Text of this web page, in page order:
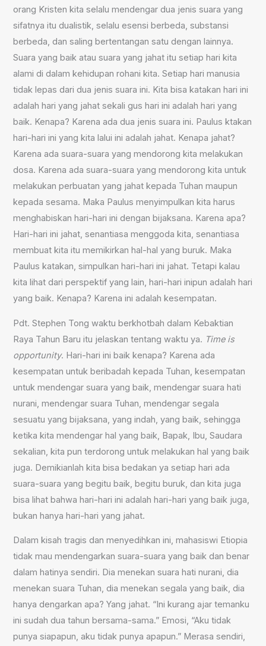
orang Kristen kita selalu mendengar dua jenis suara yang
sifatnya itu dualistik, selalu esensi berbeda, substansi
berbeda, dan saling bertentangan satu dengan lainnya.
Suara yang baik atau suara yang jahat itu setiap hari kita
alami di dalam kehidupan rohani kita. Setiap hari manusia
tidak lepas dari dua jenis suara ini. Kita bisa katakan hari ini
adalah hari yang jahat sekali gus hari ini adalah hari yang
baik. Kenapa? Karena ada dua jenis suara ini. Paulus ktakan
hari-hari ini yang kita lalui ini adalah jahat. Kenapa jahat?
Karena ada suara-suara yang mendorong kita melakukan
dosa. Karena ada suara-suara yang mendorong kita untuk
melakukan perbuatan yang jahat kepada Tuhan maupun
kepada sesama. Maka Paulus menyimpulkan kita harus
menghabiskan hari-hari ini dengan bijaksana. Karena apa?
Hari-hari ini jahat, senantiasa menggoda kita, senantiasa
membuat kita itu memikirkan hal-hal yang buruk. Maka
Paulus katakan, simpulkan hari-hari ini jahat. Tetapi kalau
kita lihat dari perspektif yang lain, hari-hari inipun adalah hari
yang baik. Kenapa? Karena ini adalah kesempatan.
Pdt. Stephen Tong waktu berkhotbah dalam Kebaktian
Raya Tahun Baru itu jelaskan tentang waktu ya. Time is
opportunity. Hari-hari ini baik kenapa? Karena ada
kesempatan untuk beribadah kepada Tuhan, kesempatan
untuk mendengar suara yang baik, mendengar suara hati
nurani, mendengar suara Tuhan, mendengar segala
sesuatu yang bijaksana, yang indah, yang baik, sehingga
ketika kita mendengar hal yang baik, Bapak, Ibu, Saudara
sekalian, kita pun terdorong untuk melakukan hal yang baik
juga. Demikianlah kita bisa bedakan ya setiap hari ada
suara-suara yang begitu baik, begitu buruk, dan kita juga
bisa lihat bahwa hari-hari ini adalah hari-hari yang baik juga,
bukan hanya hari-hari yang jahat.
Dalam kisah tragis dan menyedihkan ini, mahasiswi Etiopia
tidak mau mendengarkan suara-suara yang baik dan benar
dalam hatinya sendiri. Dia menekan suara hati nurani, dia
menekan suara Tuhan, dia menekan segala yang baik, dia
hanya dengarkan apa? Yang jahat. “Ini kurang ajar temanku
ini sudah dua tahun bersama-sama.” Emosi, “Aku tidak
punya siapapun, aku tidak punya apapun.” Merasa sendiri,